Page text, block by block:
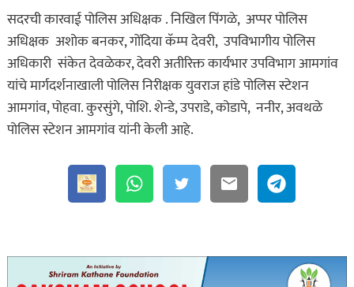
सदरची कारवाई पोलिस अधिक्षक . निखिल पिंगळे, अप्पर पोलिस
अधिक्षक अशोक बनकर, गोंदिया कॅम्प देवरी, उपविभागीय पोलिस
अधिकारी संकेत देवळेकर, देवरी अतीरिक्त कार्यभार उपविभाग आमगांव
यांचे मार्गदर्शनाखाली पोलिस निरीक्षक युवराज हांडे पोलिस स्टेशन
आमगांव, पोहवा. कुरसुंगे, पोशि. शेन्डे, उपराडे, कोडापे, ननीर, अवथळे
पोलिस स्टेशन आमगांव यांनी केली आहे.